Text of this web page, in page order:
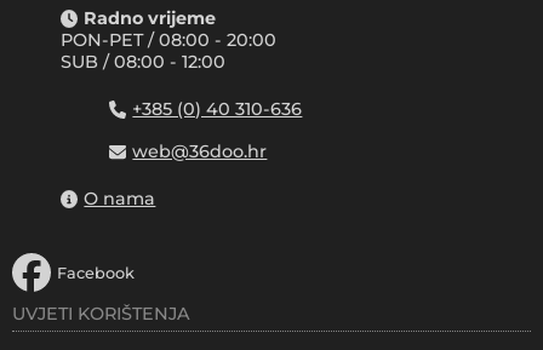
Radno vrijeme
PON-PET / 08:00 - 20:00
SUB / 08:00 - 12:00
+385 (0) 40 310-636
web@36doo.hr
O nama
Facebook
UVJETI KORIŠTENJA